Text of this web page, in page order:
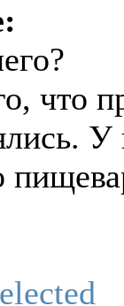
что
У